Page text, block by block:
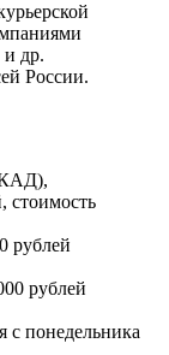
др.
России.
стоимость
рублей
рублей
с понедельника